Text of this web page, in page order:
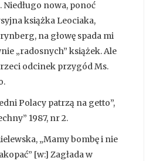
Niedługo nowa, ponoć
książka Leociaka,
na głowę spada mi
„radosnych” książek. Ale
odcinek przygód Ms.
Polacy patrzą na getto”,
1987, nr 2.
„Mamy bombę i nie
[w:] Zagłada w